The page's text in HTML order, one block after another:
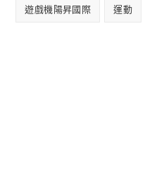
遊戲機陽昇國際 運動